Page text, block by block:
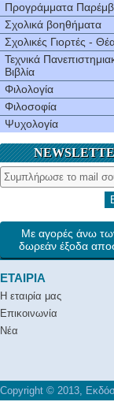
Προγράμματα
Σχολικά βοηθήματα
Σχολικές Γιορτές -
Τεχνικά
Βιβλία
Φιλολογία
Φιλοσοφία
Ψυχολογία
Με αγορές άνω
δωρεάν έξοδα
ΕΤΑΙΡΙΑ
Η εταιρία μας
Επικοινωνία
Νέα
Copyright © 2013,